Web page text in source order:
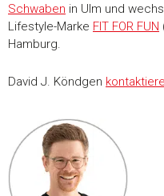
Zustimmung
Diese Webseite
Wir verwenden Cookies,
personalisieren,
Schwaben in Ulm und
Lifestyle-Marke FIT FOR FUN
Hamburg.
David J. Köndgen